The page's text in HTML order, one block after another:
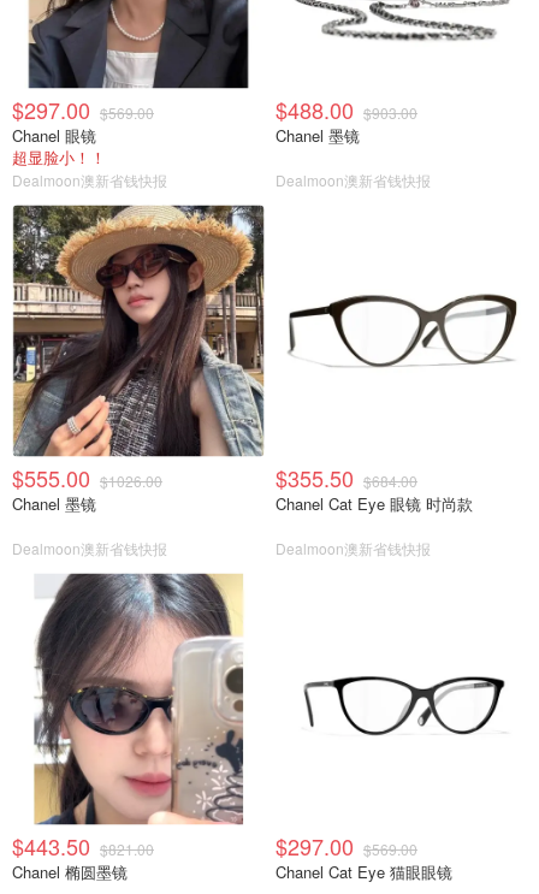
$297.00 $569.00
Chanel 眼镜
超显脸小！！
Dealmoon澳新省钱快报
$488.00 $903.00
Chanel 墨镜
Dealmoon澳新省钱快报
$555.00 $1026.00
Chanel 墨镜
Dealmoon澳新省钱快报
$355.50 $684.00
Chanel Cat Eye 眼镜 时尚款
Dealmoon澳新省钱快报
$443.50 $821.00
Chanel 椭圆墨镜
$297.00 $569.00
Chanel Cat Eye 猫眼眼镜